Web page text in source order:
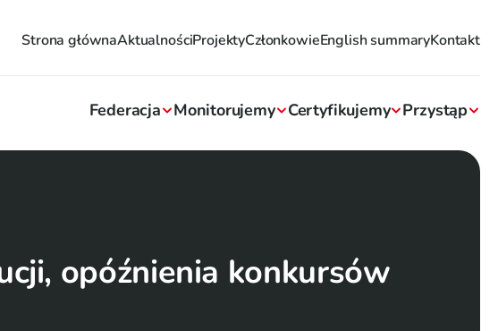
Strona głównaAktualnościProjektyCzłonkowieEnglish summaryKontakt
Federacja Monitorujemy Certyfikujemy Przystąp
opóźnienia konkursów